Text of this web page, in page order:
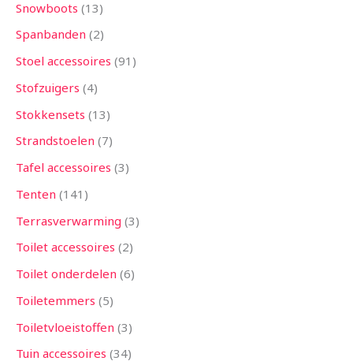
Snowboots 13
Spanbanden 2
Stoel accessoires 91
Stofzuigers 4
Stokkensets 13
Strandstoelen 7
Tafel accessoires 3
Tenten 141
Terrasverwarming 3
Toilet accessoires 2
Toilet onderdelen 6
Toiletemmers 5
Toiletvloeistoffen 3
Tuin accessoires 34